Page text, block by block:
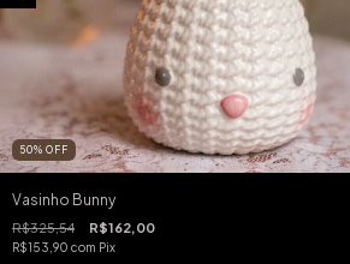
50% OFF
Vasinho Bunny
R$325,54 R$162,00
R$153,90 com Pix